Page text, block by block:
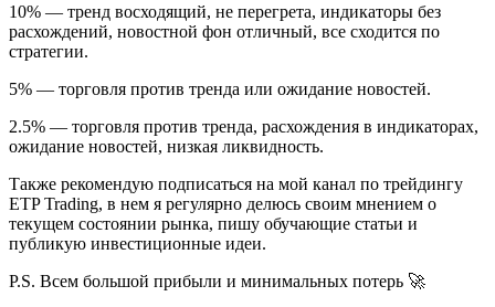
10% — тренд восходящий, не перегрета, индикаторы без
расхождений, новостной фон отличный, все сходится по
стратегии.
5% — торговля против тренда или ожидание новостей.
2.5% — торговля против тренда, расхождения в индикаторах,
ожидание новостей, низкая ликвидность.
Также рекомендую подписаться на мой канал по трейдингу
ETP Trading, в нем я регулярно делюсь своим мнением о
текущем состоянии рынка, пишу обучающие статьи и
публикую инвестиционные идеи.
P.S. Всем большой прибыли и минимальных потерь 🚀